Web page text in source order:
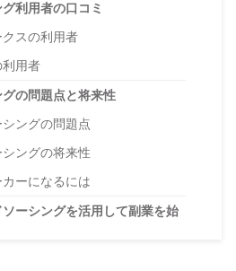
利用者の口コミ
スの利用者
利用者
の問題点と将来性
ングの問題点
ングの将来性
ーになるには
ーシングを活用して副業を始